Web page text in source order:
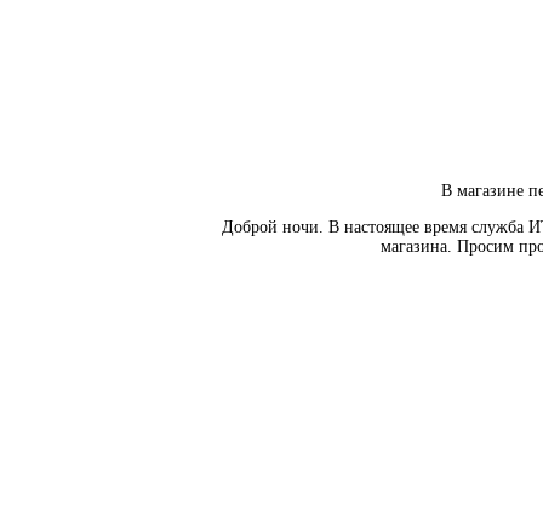
В магазине
Доброй ночи. В настоящее время служба
магазина. Просим